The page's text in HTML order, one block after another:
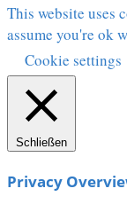
This website uses
assume you're ok
Cookie settings
Schließen
Privacy